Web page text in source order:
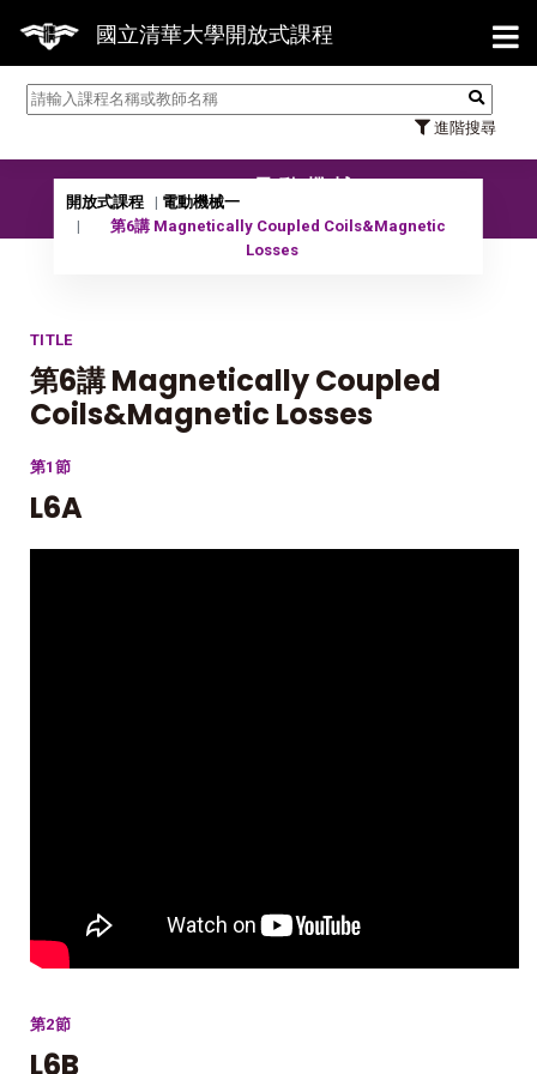
國立清華大學開放式課程
進階搜尋
【7/
10302 電動機械一
開放式課程
電動機械一
第6講 Magnetically Coupled Coils&Magnetic
Losses
TITLE
第6講 Magnetically Coupled
Coils&Magnetic Losses
第1節
L6A
第2節
L6B